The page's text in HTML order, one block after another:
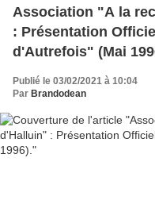
Association "A la
: Présentation
d'Autrefois" (Mai
Publié le 03/02/2021 à 10:04
Par Brandodean